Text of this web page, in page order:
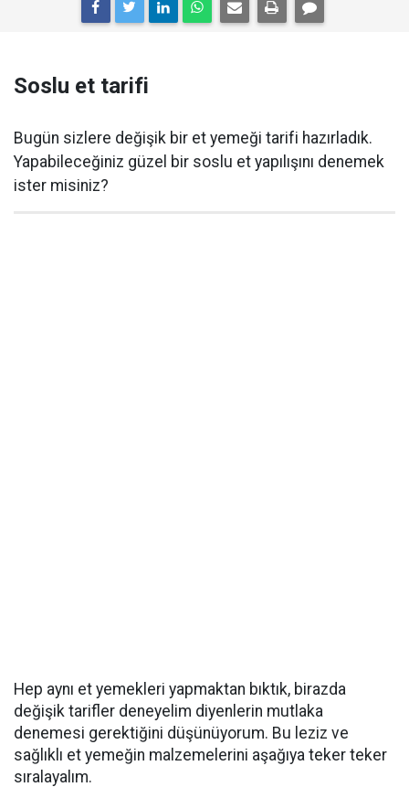
Soslu et tarifi
Bugün sizlere değişik bir et yemeği tarifi hazırladık.
Yapabileceğiniz güzel bir soslu et yapılışını denemek
ister misiniz?
Hep aynı et yemekleri yapmaktan bıktık, birazda
değişik tarifler deneyelim diyenlerin mutlaka
denemesi gerektiğini düşünüyorum. Bu leziz ve
sağlıklı et yemeğin malzemelerini aşağıya teker teker
sıralayalım.